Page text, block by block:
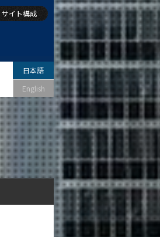
サイト構成
日本語
English